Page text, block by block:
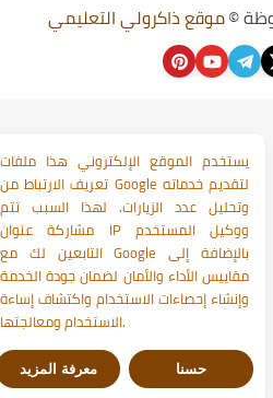
©موقع ذاكرولي التعليمي
يستخدم الموقع الإلكتروني هذا ملفات
تعريف الارتباط من Google لتقديم خدماته
وتحليل عدد الزيارات. لهذا السبب تتم
مشاركة عنوان IP ووكيل المستخدم
التابعين لك مع Google بالإضافة إلى
مقاييس الأداء والأمان لضمان جودة الخدمة
وإنشاء إحصاءات الاستخدام واكتشاف إساءة
معرفة المزيد حسنا